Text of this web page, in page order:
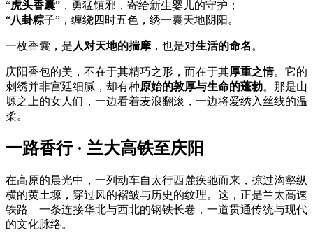
“虎头香囊”，勇猛镇邪，寄给新生婴儿的守护；
“八卦粽子”，缠绕四时五色，绣一囊天地阴阳。
一枚香囊，是 人对天地的揣摩 ，也是对生活的命名 。
庆阳香包的美，不在于其精巧之形，而在于其厚重之情。它的
刺绣并非宫廷细腻，却有种原始的敦厚与生命的蓬勃。那是山
塬之上的女人们，一边看着麦浪翻滚，一边将爱绣入丝线的温
柔。
一路香行 · 兰大高铁至庆阳
在高原的晨光中，一列动车自太行西麓疾驰而来，掠过沟壑纵
横的黄土塬，穿过风的褶皱与历史的纹理。这，正是兰太高速
铁路—一条连接华北与西北的钢铁长卷，一道贯通传统与现代
的文化脉络。